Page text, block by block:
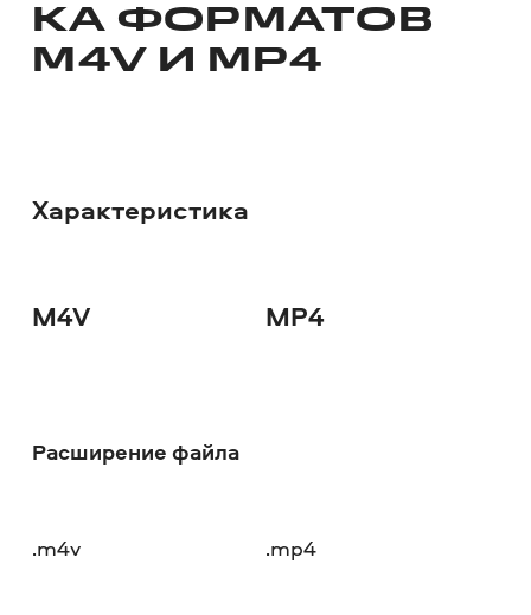
КА ФОРМАТОВ
M4V И MP4
Характеристика
M4V MP4
Расширение файла
.m4v .mp4